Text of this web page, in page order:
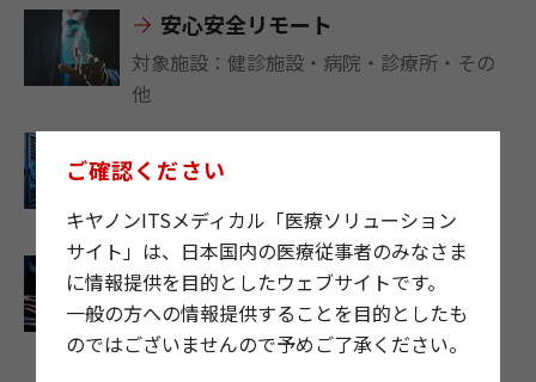
安心安全リモート
対象施設：健診施設・病院・診療所・その
他
対象施設：健診施設・病院・診療所・その
他
オフラインバックアップ
対象施設：健診施設・病院・診療所・その
他
ご確認ください
キヤノンITSメディカル「医療ソリューション
サイト」は、日本国内の医療従事者のみなさま
に情報提供を目的としたウェブサイトです。
一般の方への情報提供することを目的としたも
のではございませんので予めご了承ください。